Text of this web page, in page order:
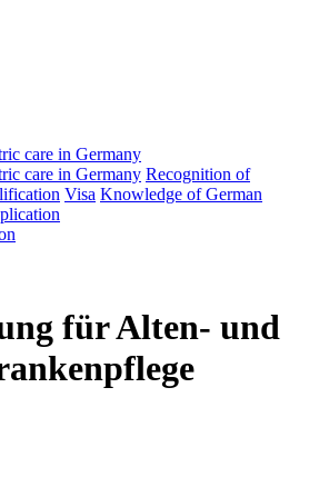
care in Germany
care in Germany Recognition of
Visa Knowledge of German
für Alten- und